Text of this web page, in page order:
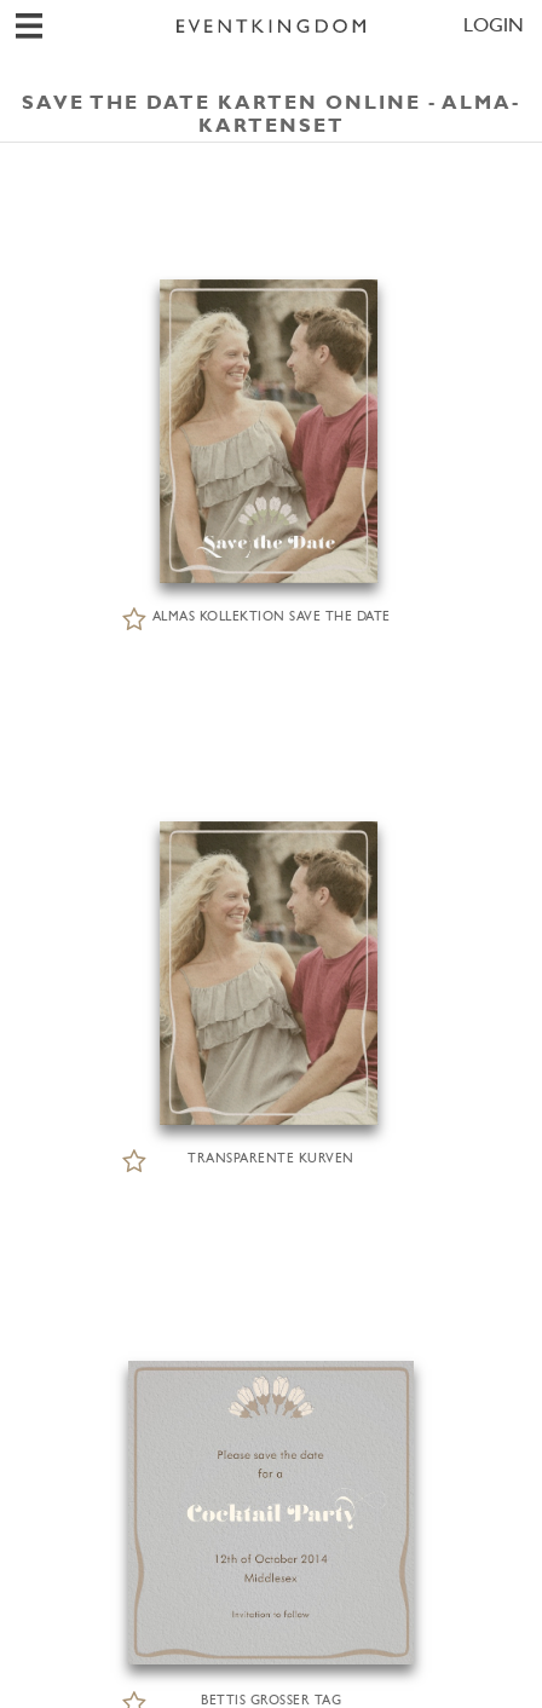
LOGIN
SAVE THE DATE KARTEN ONLINE - ALMA-
KARTENSET
ALMAS KOLLEKTION SAVE THE DATE
TRANSPARENTE KURVEN
BETTIS GROSSER TAG